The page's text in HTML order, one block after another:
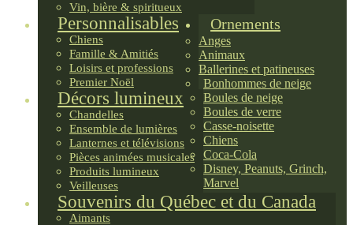
Vin, bière & spiritueux
Personnalisables
Chiens
Famille & Amitiés
Loisirs et professions
Premier Noël
Décors lumineux
Chandelles
Ensemble de lumières
Lanternes et télévisions
Pièces animées musicales
Produits lumineux
Veilleuses
Souvenirs du Québec et du Canada
Aimants
Ornements
Anges
Animaux
Ballerines et patineuses
Bonhommes de neige
Boules de neige
Boules de verre
Casse-noisette
Chiens
Coca-Cola
Disney, Peanuts, Grinch,
Marvel